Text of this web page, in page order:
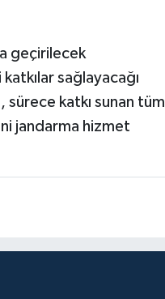
geçirilecek
sağlayacağı
katkı sunan tüm
jandarma hizmet